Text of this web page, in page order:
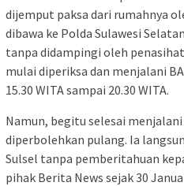
dijemput paksa dari rumahnya
dibawa ke Polda Sulawesi
tanpa didampingi oleh
mulai diperiksa dan menjalani
15.30 WITA sampai 20.30 WITA.
Namun, begitu selesai
diperbolehkan pulang. Ia
Sulsel tanpa pemberitahuan
pihak Berita News sejak 30